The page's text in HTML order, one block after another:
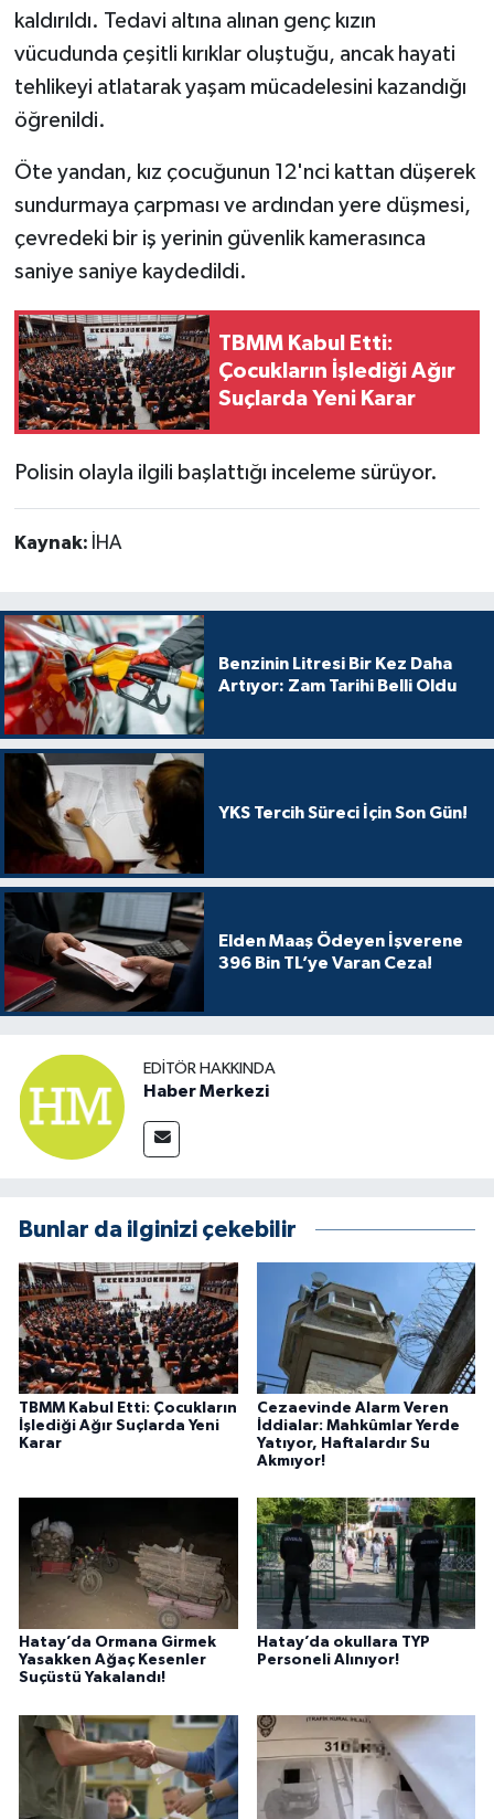
kaldırıldı. Tedavi altına alınan genç kızın
vücudunda çeşitli kırıklar oluştuğu, ancak hayati
tehlikeyi atlatarak yaşam mücadelesini kazandığı
öğrenildi.
Öte yandan, kız çocuğunun 12'nci kattan düşerek
sundurmaya çarpması ve ardından yere düşmesi,
çevredeki bir iş yerinin güvenlik kamerasınca
saniye saniye kaydedildi.
TBMM Kabul Etti:
Çocukların İşlediği Ağır
Suçlarda Yeni Karar
Polisin olayla ilgili başlattığı inceleme sürüyor.
Kaynak: İHA
Benzinin Litresi Bir Kez Daha
Artıyor: Zam Tarihi Belli Oldu
YKS Tercih Süreci İçin Son Gün!
Elden Maaş Ödeyen İşverene
396 Bin TL’ye Varan Ceza!
EDITÖR HAKKINDA
Haber Merkezi
Bunlar da ilginizi çekebilir
TBMM Kabul Etti: Çocukların
İşlediği Ağır Suçlarda Yeni
Karar
Cezaevinde Alarm Veren
İddialar: Mahkûmlar Yerde
Yatıyor, Haftalardır Su
Akmıyor!
Hatay’da Ormana Girmek
Yasakken Ağaç Kesenler
Suçüstü Yakalandı!
Hatay’da okullara TYP
Personeli Alınıyor!